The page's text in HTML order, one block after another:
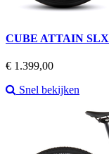
CUBE ATTAIN SLX
Prijs
€ 1.399,00
Snel bekijken